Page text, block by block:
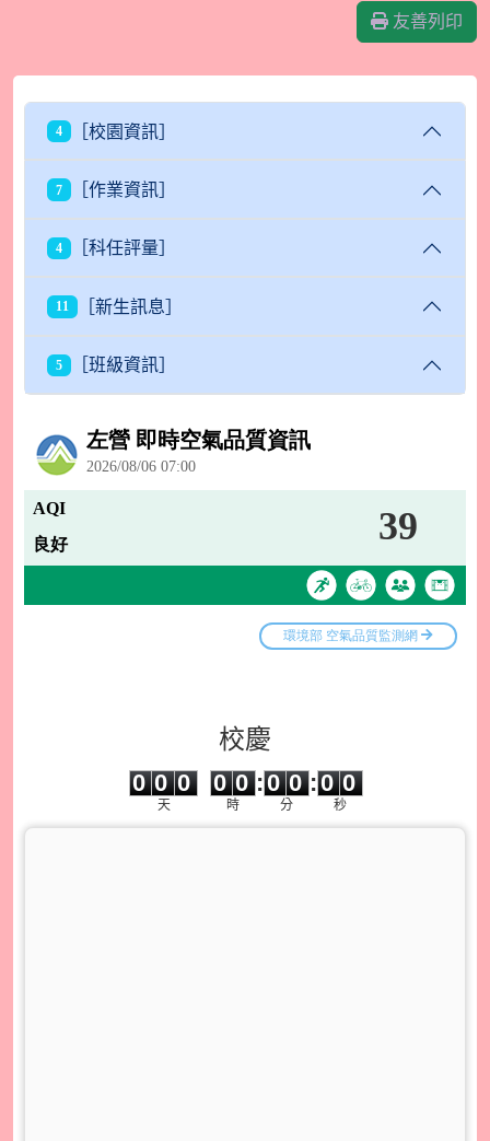
友善列印
4 ［校園資訊］
7 ［作業資訊］
4 ［科任評量］
11 ［新生訊息］
5 ［班級資訊］
校慶
0 0 0
天
0
0
0
0
時
:
0
0 0
分
:0 0
秒